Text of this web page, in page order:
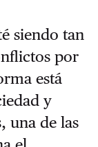
siendo tan
por
está
y
una de las